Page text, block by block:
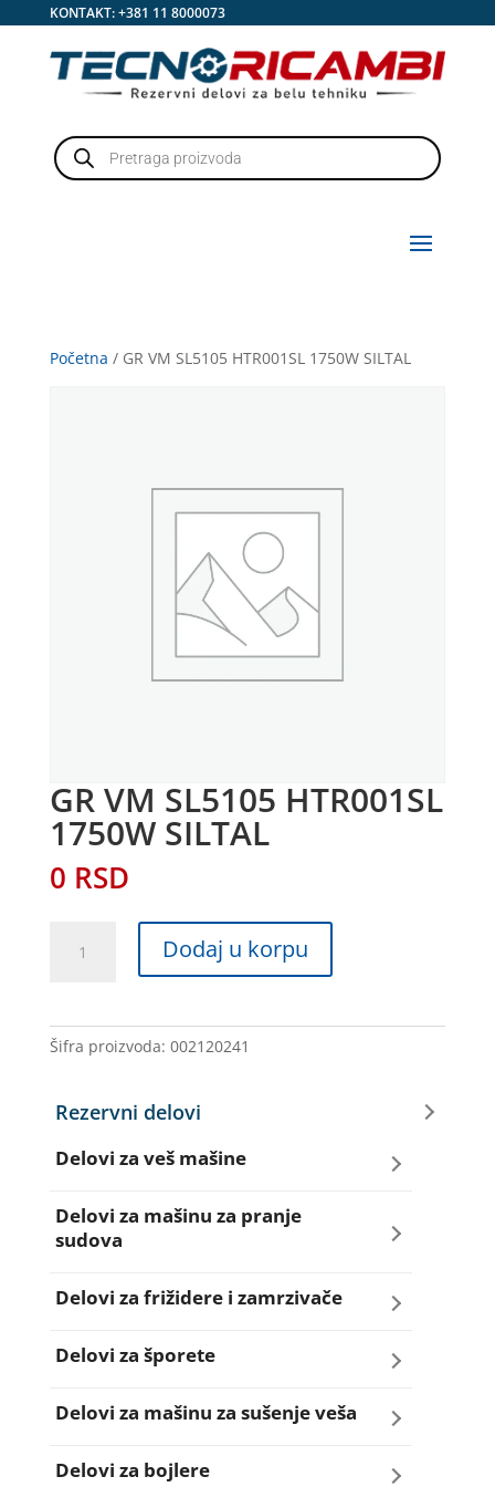
KONTAKT:+381 11 8000073
Products
search
Početna / GR VM SL5105 HTR001SL 1750W SILTAL
GR VM SL5105 HTR001SL
1750W SILTAL
0 RSD
1750W
SILTAL
Dodaj u korpu
Šifra proizvoda: 002120241
Rezervni delovi
Delovi za veš mašine
Amortizeri za veš mašinu
Delovi za mašinu za pranje
sudova
Creva za sudo mašine
Dihtunzi za sudo mašine
Elektroventili za sudo mašine
Filteri za sudo mašine
Delovi za frižidere i zamrzivače
Aqua filteri za frižidere
Dihtunzi za frižidere i zamrzivače
Elektronika za frižidere i zamrzivače
Delovi za šporete
Dihtunzi za šporete
Dugmad za šporete
Delovi za mašinu za sušenje veša
Dihtunzi mašine za sušenje veša
Delovi za bojlere